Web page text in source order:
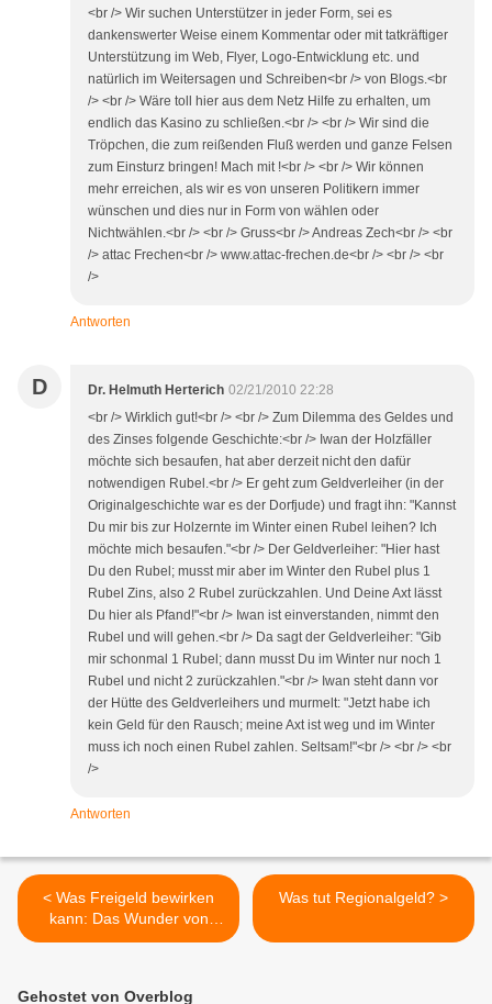
<br /> Wir suchen Unterstützer in jeder Form, sei es
dankenswerter Weise einem Kommentar oder mit tatkräftiger
Unterstützung im Web, Flyer, Logo-Entwicklung etc. und
natürlich im Weitersagen und Schreiben<br /> von Blogs.<br
/> <br /> Wäre toll hier aus dem Netz Hilfe zu erhalten, um
endlich das Kasino zu schließen.<br /> <br /> Wir sind die
Tröpchen, die zum reißenden Fluß werden und ganze Felsen
zum Einsturz bringen! Mach mit !<br /> <br /> Wir können
mehr erreichen, als wir es von unseren Politikern immer
wünschen und dies nur in Form von wählen oder
Nichtwählen.<br /> <br /> Gruss<br /> Andreas Zech<br /> <br
/> attac Frechen<br /> www.attac-frechen.de<br /> <br /> <br
/>
Antworten
D Dr. Helmuth Herterich 02/21/2010 22:28
<br /> Wirklich gut!<br /> <br /> Zum Dilemma des Geldes und
des Zinses folgende Geschichte:<br /> Iwan der Holzfäller
möchte sich besaufen, hat aber derzeit nicht den dafür
notwendigen Rubel.<br /> Er geht zum Geldverleiher (in der
Originalgeschichte war es der Dorfjude) und fragt ihn: "Kannst
Du mir bis zur Holzernte im Winter einen Rubel leihen? Ich
möchte mich besaufen."<br /> Der Geldverleiher: "Hier hast
Du den Rubel; musst mir aber im Winter den Rubel plus 1
Rubel Zins, also 2 Rubel zurückzahlen. Und Deine Axt lässt
Du hier als Pfand!"<br /> Iwan ist einverstanden, nimmt den
Rubel und will gehen.<br /> Da sagt der Geldverleiher: "Gib
mir schonmal 1 Rubel; dann musst Du im Winter nur noch 1
Rubel und nicht 2 zurückzahlen."<br /> Iwan steht dann vor
der Hütte des Geldverleihers und murmelt: "Jetzt habe ich
kein Geld für den Rausch; meine Axt ist weg und im Winter
muss ich noch einen Rubel zahlen. Seltsam!"<br /> <br /> <br
/>
Antworten
< Was Freigeld bewirken
kann: Das Wunder von
Wörgl
Was tut Regionalgeld? >
Gehostet von Overblog